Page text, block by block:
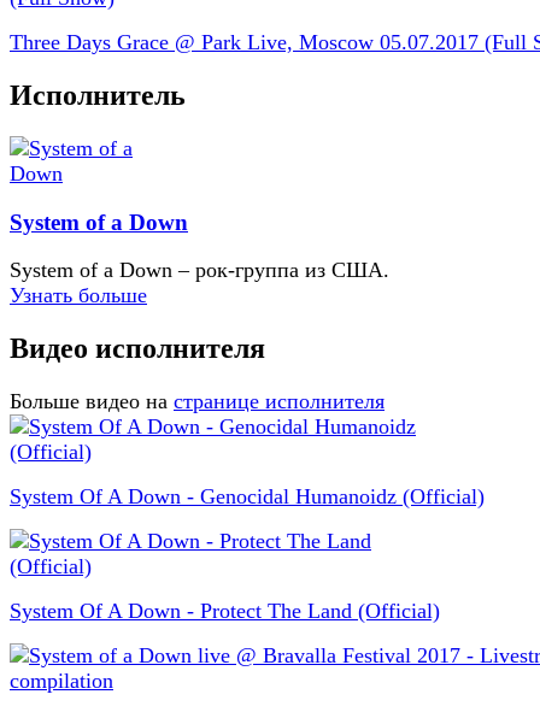
Three Days Grace @ Park Live, Moscow 05.07.2017 (Full
Исполнитель
System of a Down
System of a Down – рок-группа из США.
Узнать больше
Видео исполнителя
Больше видео на странице исполнителя
System Of A Down - Genocidal Humanoidz (Official)
System Of A Down - Protect The Land (Official)